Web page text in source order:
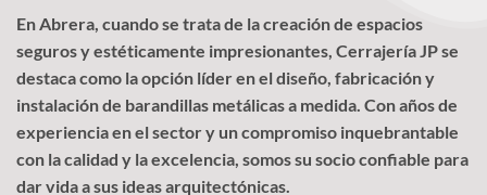
En Abrera, cuando se trata de la creación de espacios
seguros y estéticamente impresionantes, Cerrajería JP se
destaca como la opción líder en el diseño, fabricación y
instalación de barandillas metálicas a medida. Con años de
experiencia en el sector y un compromiso inquebrantable
con la calidad y la excelencia, somos su socio confiable para
dar vida a sus ideas arquitectónicas.